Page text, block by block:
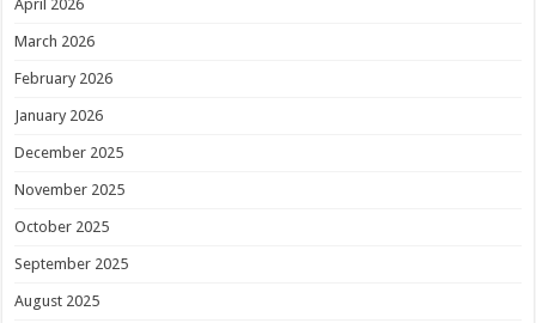
April 2026
March 2026
February 2026
January 2026
December 2025
November 2025
October 2025
September 2025
August 2025